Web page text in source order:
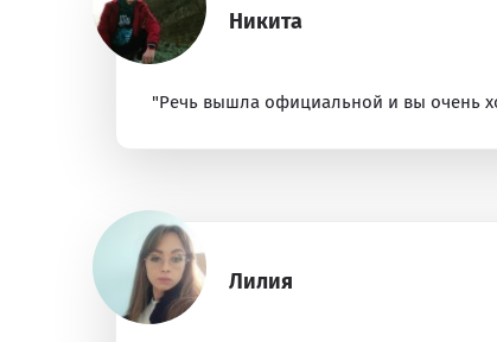
Никита
"Речь вышла официальной и вы очень
Лилия